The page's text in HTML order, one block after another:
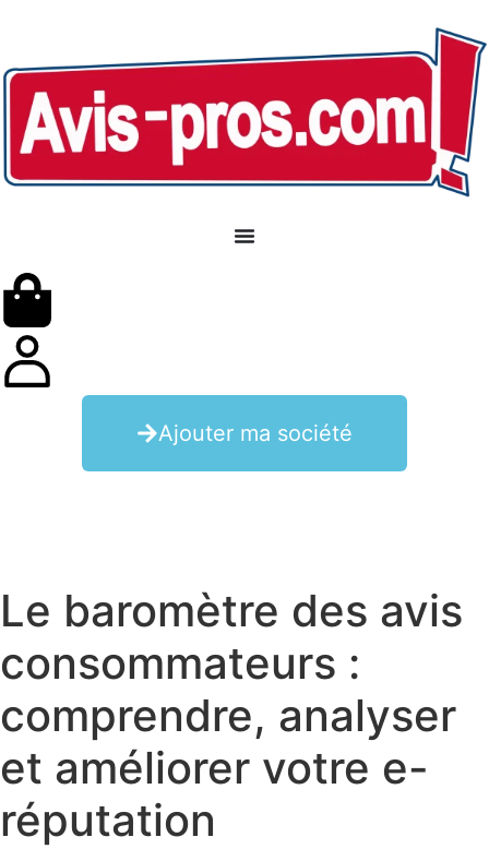
Ajouter ma société
Le baromètre des avis
consommateurs :
comprendre, analyser
et améliorer votre e-
réputation